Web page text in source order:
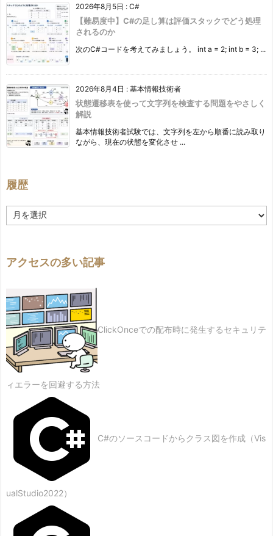
2026年8月5日 : C#
【難易度中】C#の足し算は評価スタックでどう処理
されるのか
次のC#コードを考えてみましょう。 int a = 2; int b = 3; ...
2026年8月4日 : 基本情報技術者
状態遷移表を使って文字列を検査する問題をやさしく
解説
基本情報技術者試験では、文字列を左から順番に読み取り
ながら、現在の状態を変化させ ...
履歴
歴
アクセスの多い記事
ClickOnceでの配布時に発生するセキュリテ
ィエラーを回避する方法
C#のソースコードからクラス図を作成（Vis
ualStudio2022）